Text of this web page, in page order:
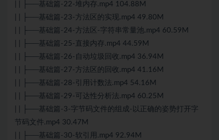
| | ├──基础篇-22-堆内存.mp4 104.88M
| | ├──基础篇-23-方法区的实现.mp4 49.80M
| | ├──基础篇-24-方法区-字符串常量池.mp4 60.59M
| | ├──基础篇-25-直接内存.mp4 44.59M
| | ├──基础篇-26-自动垃圾回收.mp4 36.94M
| | ├──基础篇-27-方法区的回收.mp4 41.16M
| | ├──基础篇-28-引用计数法.mp4 54.16M
| | ├──基础篇-29-可达性分析法.mp4 60.25M
| | ├──基础篇-3-字节码文件的组成-以正确的姿势打开字
节码文件.mp4 30.47M
| | ├──基础篇-30-软引用.mp4 92.94M